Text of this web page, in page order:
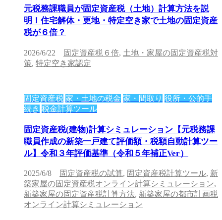
元税務課職員が固定資産税（土地）計算方法を説
明！住宅解体・更地・特定空き家で土地の固定資産
税が６倍？
2026/6/22 固定資産税６倍, 土地・家屋の固定資産税対
策, 特定空き家認定
固定資産税 家・土地の税金 家・間取り 役所・公的手
続き 税金計算ツール
固定資産税(建物)計算シミュレーション【元税務課
職員作成の新築一戸建て評価額・税額自動計算ツー
ル】令和３年評価基準（令和５年補正Ver）
2025/6/8 固定資産税の試算, 固定資産税計算ツール, 新
築家屋の固定資産税オンライン計算シミュレーション,
新築家屋の固定資産税計算方法, 新築家屋の都市計画税
オンライン計算シミュレーション